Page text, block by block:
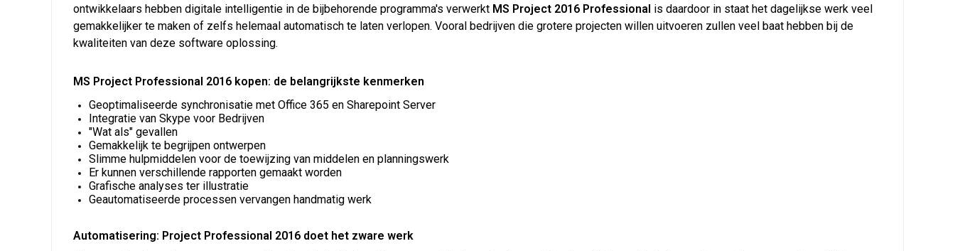
ontwikkelaars hebben digitale intelligentie in de bijbehorende programma's verwerkt MS Project 2016 Professional is daardoor in staat het dagelijkse werk veel
gemakkelijker te maken of zelfs helemaal automatisch te laten verlopen. Vooral bedrijven die grotere projecten willen uitvoeren zullen veel baat hebben bij de
kwaliteiten van deze software oplossing.
MS Project Professional 2016 kopen: de belangrijkste kenmerken
Geoptimaliseerde synchronisatie met Office 365 en Sharepoint Server
Integratie van Skype voor Bedrijven
"Wat als" gevallen
Gemakkelijk te begrijpen ontwerpen
Slimme hulpmiddelen voor de toewijzing van middelen en planningswerk
Er kunnen verschillende rapporten gemaakt worden
Grafische analyses ter illustratie
Geautomatiseerde processen vervangen handmatig werk
Automatisering: Project Professional 2016 doet het zware werk